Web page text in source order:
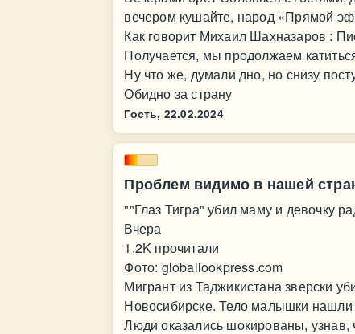
вечером кушайте, народ «Прямой
Как говорит Михаил Шахназаров :
Получается, мы продолжаем
Ну что же, думали дно, но снизу
Обидно за страну
Гость, 22.02.2024
Проблем видимо в нашей
""Глаз Тигра" убил маму и девочку
Вчера
1,2K прочитали
Фото: globallookpress.com
Мигрант из Таджикистана зверски
Новосибирске. Тело малышки нашли
Люди оказались шокированы,